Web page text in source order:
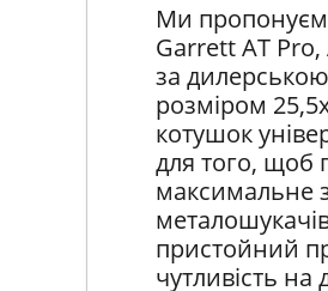
Ми
Garrett AT Pro,
за
розміром
котушок
для того, щоб
максимальне
пристойний
чутливість на